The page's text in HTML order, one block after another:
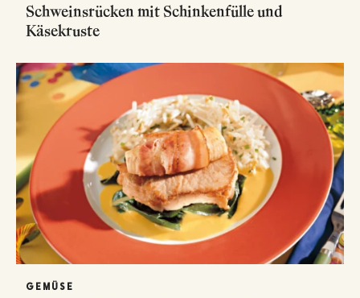
Schweinsrücken mit Schinkenfülle und
Käsekruste
GEMÜSE